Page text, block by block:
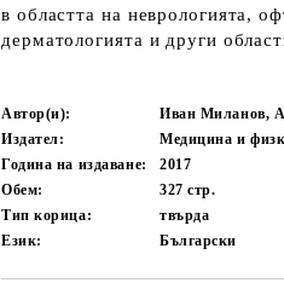
в областта на неврологията,
дерматологията и други
Автор(и):
Иван Миланов,
Издател:
Медицина и
Година на издаване:
2017
Обем:
327стр.
Тип корица:
твърда
Език:
Български